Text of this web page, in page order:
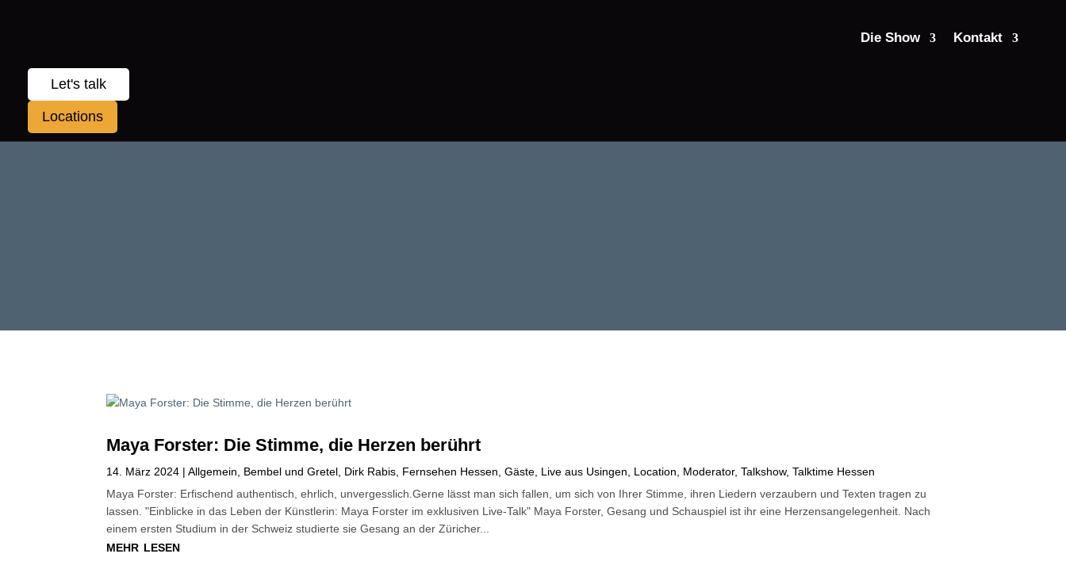
Die Show Kontakt
Let's talk
Locations
Maya Forster: Die Stimme, die Herzen berührt
14. März 2024 |Allgemein, Bembel und Gretel, Dirk Rabis, Fernsehen Hessen,Gäste, Live aus Usingen, Location, Moderator,Talkshow,Talktime Hessen
Maya Forster: Erfischend authentisch, ehrlich, unvergesslich.Gerne lässt man sich fallen, um sich von Ihrer Stimme, ihren Liedern verzaubern und Texten tragen zu
lassen. "Einblicke in das Leben der Künstlerin: Maya Forster im exklusiven Live-Talk" Maya Forster, Gesang und Schauspiel ist ihr eine Herzensangelegenheit. Nach
einem ersten Studium in der Schweiz studierte sie Gesang an der Züricher...
mehr lesen